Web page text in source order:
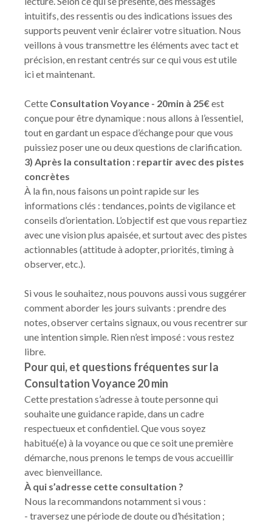
intuitifs, des ressentis ou des indications issues des
supports peuvent venir éclairer votre situation. Nous
veillons à vous transmettre les éléments avec tact et
précision, en restant centrés sur ce qui vous est utile
ici et maintenant.
Cette Consultation Voyance - 20min à 25€est
conçue pour être dynamique : nous allons à l’essentiel,
tout en gardant un espace d’échange pour que vous
puissiez poser une ou deux questions de clarification.
3) Après la consultation : repartir avec des pistes
concrètes
À la fin, nous faisons un point rapide sur les
informations clés : tendances, points de vigilance et
conseils d’orientation. L’objectif est que vous repartiez
avec une vision plus apaisée, et surtout avec des pistes
actionnables (attitude à adopter, priorités, timing à
observer, etc.).
Si vous le souhaitez, nous pouvons aussi vous suggérer
comment aborder les jours suivants : prendre des
notes, observer certains signaux, ou vous recentrer sur
une intention simple. Rien n’est imposé : vous restez
libre.
Pour qui, et questions fréquentes sur la
Consultation Voyance 20 min
Cette prestation s’adresse à toute personne qui
souhaite une guidance rapide, dans un cadre
respectueux et confidentiel. Que vous soyez
habitué(e) à la voyance ou que ce soit une première
démarche, nous prenons le temps de vous accueillir
avec bienveillance.
À qui s’adresse cette consultation ?
Nous la recommandons notamment si vous :
- traversez une période de doute ou d’hésitation ;